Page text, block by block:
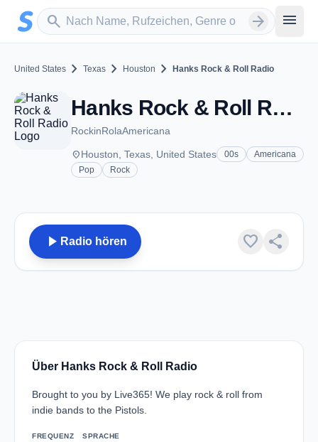
Zum Hauptinhalt springen
search
Sender suchen arrow_forward menu
United States chevron_right Texas chevron_right Houston chevron_right Hanks Rock & Roll Radio
Hanks Rock & Roll Radio - Houston, TX
RockinRolaAmericana
placeHouston, Texas, United States 00s
Americana
Pop
Rock
play_arrow Radio hören favorite share
Über Hanks Rock & Roll Radio
Brought to you by Live365! We play rock & roll from
indie bands to the Pistols.
FREQUENZ SPRACHE